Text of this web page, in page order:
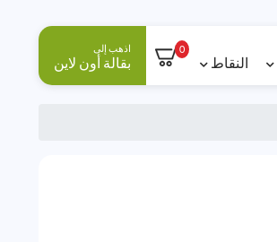
النقاط
0 اذهب إلى
بقالة أون لاين